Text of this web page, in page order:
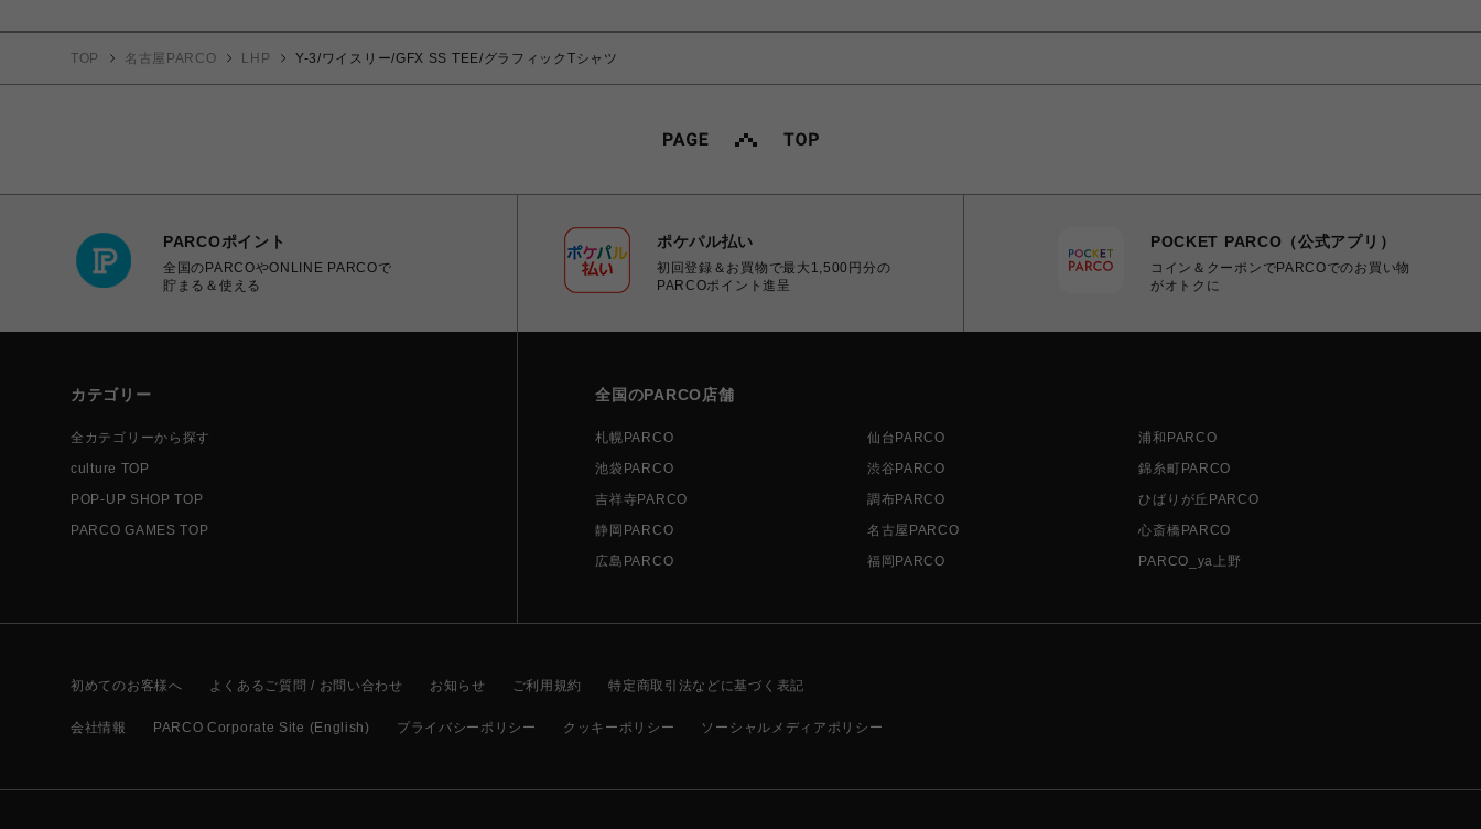
TOP 名古屋PARCO LHP Y-3/ワイスリー/GFX SS TEE/グラフィックTシャツ
PARCOポイント
全国のPARCOやONLINE PARCOで
貯まる＆使える
ポケパル払い
初回登録＆お買物で最大1,500円分の
PARCOポイント進呈
POCKET PARCO（公式アプリ）
コイン＆クーポンでPARCOでのお買い物
がオトクに
カテゴリー
全カテゴリーから探す
culture TOP
POP-UP SHOP TOP
PARCO GAMES TOP
全国のPARCO店舗
札幌PARCO 仙台PARCO
浦和PARCO
池袋PARCO
渋谷PARCO
錦糸町PARCO
吉祥寺PARCO
調布PARCO
ひばりが丘PARCO
静岡PARCO
名古屋PARCO
心斎橋PARCO
広島PARCO
福岡PARCO PARCO_ya上野
初めてのお客様へ よくあるご質問 / お問い合わせ お知らせ ご利用規約 特定商取引法などに基づく表記
会社情報 PARCO Corporate Site (English) プライバシーポリシー クッキーポリシー ソーシャルメディアポリシー